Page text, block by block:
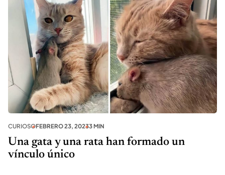
CURIOSOFEBRERO 23, 20233 MIN
Una gata y una rata han formado un
vínculo único